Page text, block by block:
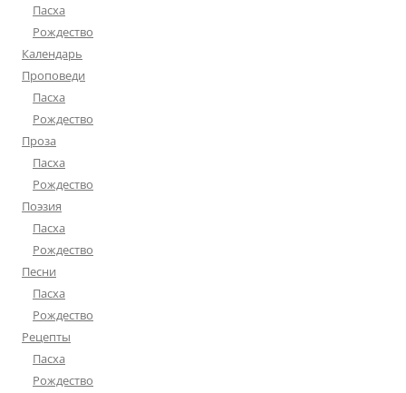
Пасха
Рождество
Календарь
Проповеди
Пасха
Рождество
Проза
Пасха
Рождество
Поэзия
Пасха
Рождество
Песни
Пасха
Рождество
Рецепты
Пасха
Рождество